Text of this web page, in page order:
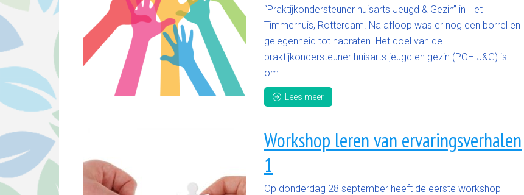
“Praktijkondersteuner huisarts Jeugd & Gezin” in Het
Timmerhuis, Rotterdam. Na afloop was er nog een borrel en
gelegenheid tot napraten. Het doel van de
praktijkondersteuner huisarts jeugd en gezin (POH J&G) is
om...
Lees meer
Workshop leren van ervaringsverhalen
1
Op donderdag 28 september heeft de eerste workshop